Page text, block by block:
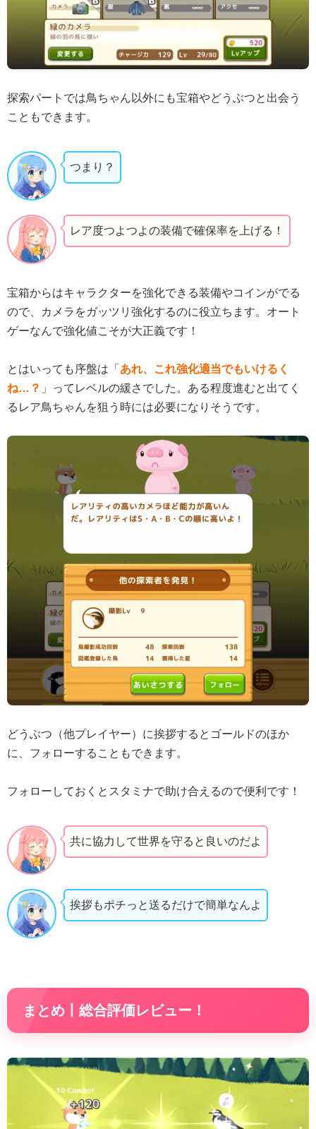
探索パートでは鳥ちゃん以外にも宝箱やどうぶつと出会う
こともできます。
つまり？
レア度つよつよの装備で確保率を上げる！
宝箱からはキャラクターを強化できる装備やコインがでる
ので、カメラをガッツリ強化するのに役立ちます。オート
ゲーなんで強化値こそが大正義です！
とはいっても序盤は「 あれ、これ強化適当でもいけるく
ね…？ 」ってレベルの緩さでした。ある程度進むと出てく
るレア鳥ちゃんを狙う時には必要になりそうです。
どうぶつ（他プレイヤー）に挨拶するとゴールドのほか
に、フォローすることもできます。
フォローしておくとスタミナで助け合えるので便利です！
共に協力して世界を守ると良いのだよ
挨拶もポチっと送るだけで簡単なんよ
まとめ丨総合評価レビュー！